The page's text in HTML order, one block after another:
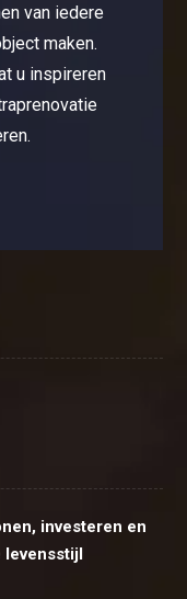
van iedere
maken.
u inspireren
investeren en
levensstijl